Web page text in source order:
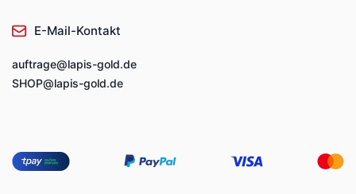
E-Mail-Kontakt
auftrage@lapis-gold.de
SHOP@lapis-gold.de